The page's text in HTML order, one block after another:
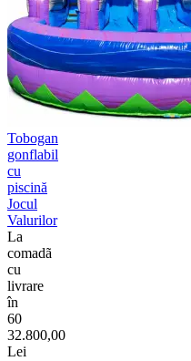
Tobogan
gonflabil
cu
piscină
Jocul
Valurilor
La
comadã
cu
livrare
în
60
32.800,00
Lei